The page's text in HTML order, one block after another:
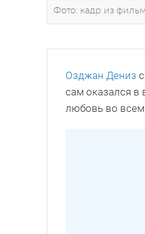
Фото: кадр из
Озджан Дениз
сам оказался в
любовь во